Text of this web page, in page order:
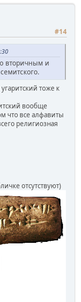
#14
вторичным и
тоже к
вообще
что все алфавиты
религиозная
отсутствуют)